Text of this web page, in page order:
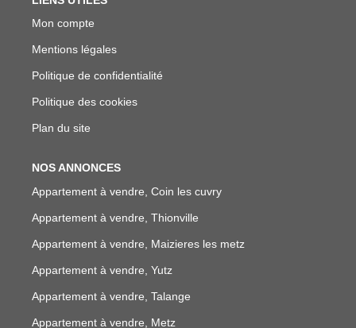
Mon compte
Mentions légales
Politique de confidentialité
Politique des cookies
Plan du site
NOS ANNONCES
Appartement à vendre, Coin les cuvry
Appartement à vendre, Thionville
Appartement à vendre, Maizieres les metz
Appartement à vendre, Yutz
Appartement à vendre, Talange
Appartement à vendre, Metz